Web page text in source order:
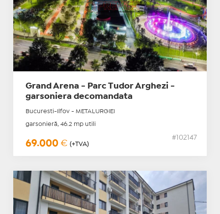
Grand Arena - Parc Tudor Arghezi -
garsoniera decomandata
Bucuresti-Ilfov - METALURGIEI
garsonieră, 46.2 mp utili
69.000 € (+TVA)
#102147